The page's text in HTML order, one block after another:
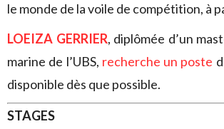
le monde de la voile de compétition, à
LOEIZA GERRIER, diplômée d’un
marine de l’UBS, recherche un poste
disponible dès que possible.
STAGES